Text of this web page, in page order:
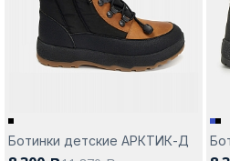
Ботинки детские АРКТИК-Д